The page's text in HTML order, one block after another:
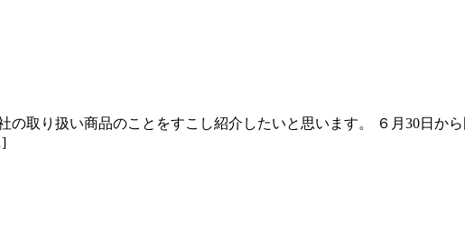
取り扱い商品のことをすこし紹介したいと思います。 ６月30日か